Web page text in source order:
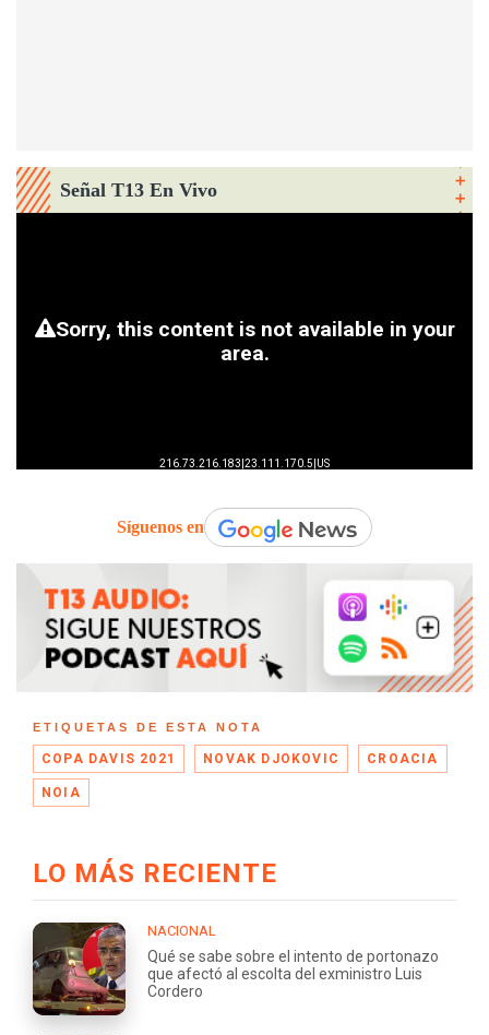
Señal T13 En Vivo
Síguenos en
ETIQUETAS DE ESTA NOTA
COPA DAVIS 2021 NOVAK DJOKOVIC CROACIA
NOIA
LO MÁS RECIENTE
NACIONAL
Qué se sabe sobre el intento de portonazo
que afectó al escolta del exministro Luis
Cordero